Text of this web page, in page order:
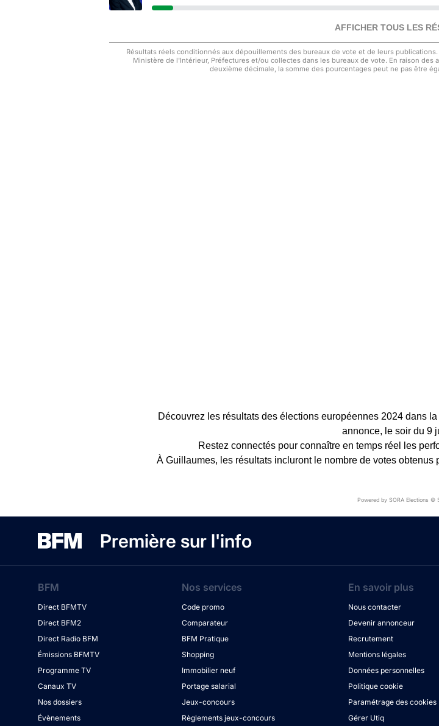
AFFICHER TOUS LES
Résultats réels conditionnés aux dépouillements des bureaux de vote et de leurs publications.
Ministère de l'Intérieur, Préfectures et/ou collectes dans les bureaux de vote. En raison des
deuxième décimale, la somme des pourcentages peut ne pas être
Découvrez les résultats des élections européennes 2024 dans
annonce, le soir du 9
Restez connectés pour connaître en temps réel les
À Guillaumes, les résultats incluront le nombre de votes
Powered by SORA Elections ©
Première sur l'info
BFM
Direct BFMTV
Direct BFM2
Direct Radio BFM
Émissions BFMTV
Programme TV
Canaux TV
Nos dossiers
Évènements
Nos services
Code promo
Comparateur
BFM Pratique
Shopping
Immobilier neuf
Portage salarial
Jeux-concours
Règlements jeux-concours
En savoir plus
Nous contacter
Devenir annonceur
Recrutement
Mentions légales
Données personnelles
Politique cookie
Paramétrage des cookies
Gérer Utiq